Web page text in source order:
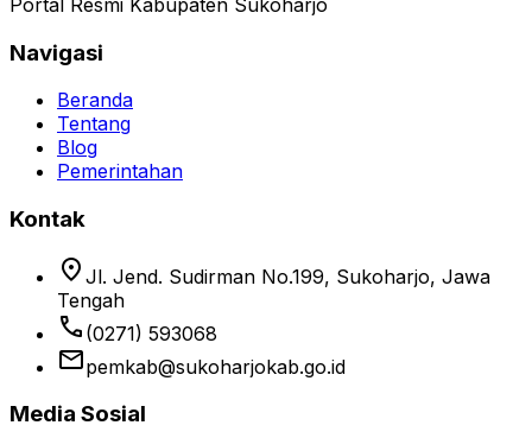
Navigasi
Beranda
Tentang
Blog
Pemerintahan
Kontak
location_on Jl. Jend. Sudirman No.199, Sukoharjo, Jawa
Tengah
phone (0271) 593068
emailpemkab@sukoharjokab.go.id
Media Sosial